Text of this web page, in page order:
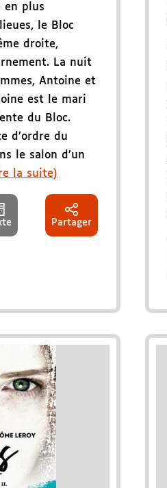
en plus
le Bloc
droite,
La nuit
Antoine et
est le mari
du Bloc.
d’ordre du
le salon d’un
la suite)
Partager